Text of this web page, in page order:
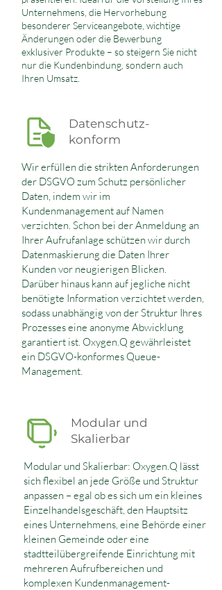
Unternehmens, die Hervorhebung
besonderer Serviceangebote, wichtige
Änderungen oder die Bewerbung
exklusiver Produkte – so steigern Sie nicht
nur die Kundenbindung, sondern auch
Ihren Umsatz.
Datenschutz-
konform
Wir erfüllen die strikten Anforderungen
der DSGVO zum Schutz persönlicher
Daten, indem wir im
Kundenmanagement auf Namen
verzichten. Schon bei der Anmeldung an
Ihrer Aufrufanlage schützen wir durch
Datenmaskierung die Daten Ihrer
Kunden vor neugierigen Blicken.
Darüber hinaus kann auf jegliche nicht
benötigte Information verzichtet werden,
sodass unabhängig von der Struktur Ihres
Prozesses eine anonyme Abwicklung
garantiert ist. Oxygen.Q gewährleistet
ein DSGVO-konformes Queue-
Management.
Modular und
Skalierbar
Modular und Skalierbar: Oxygen.Q lässt
sich flexibel an jede Größe und Struktur
anpassen – egal ob es sich um ein kleines
Einzelhandelsgeschäft, den Hauptsitz
eines Unternehmens, eine Behörde einer
kleinen Gemeinde oder eine
stadtteilübergreifende Einrichtung mit
mehreren Aufrufbereichen und
komplexen Kundenmanagement-